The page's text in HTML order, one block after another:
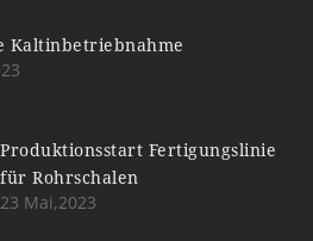
Kaltinbetriebnahme
Produktionsstart Fertigungslinie
für Rohrschalen
23 Mai,2023